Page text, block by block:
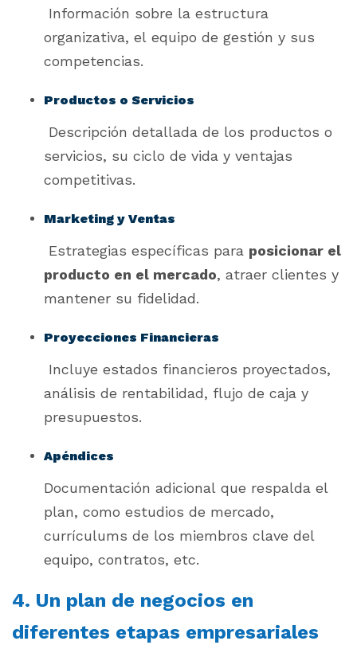
Información sobre la estructura
organizativa, el equipo de gestión y sus
competencias.
Productos o Servicios
Descripción detallada de los productos o
servicios, su ciclo de vida y ventajas
competitivas.
Marketing y Ventas
Estrategias específicas para posicionar el
producto en el mercado, atraer clientes y
mantener su fidelidad.
Proyecciones Financieras
Incluye estados financieros proyectados,
análisis de rentabilidad, flujo de caja y
presupuestos.
Apéndices
Documentación adicional que respalda el
plan, como estudios de mercado,
currículums de los miembros clave del
equipo, contratos, etc.
4. Un plan de negocios en
diferentes etapas empresariales